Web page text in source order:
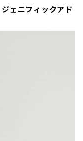
ェニフィックアド